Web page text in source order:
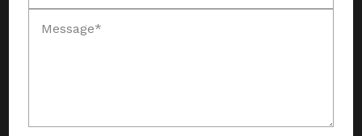
Message*